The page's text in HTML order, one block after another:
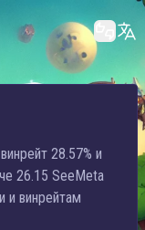
28.57% и
26.15 SeeMeta
и винрейтам